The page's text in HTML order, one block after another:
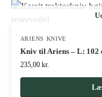
ARIENS KNIVE
Kniv til Ariens – L: 102
235,00 kr.